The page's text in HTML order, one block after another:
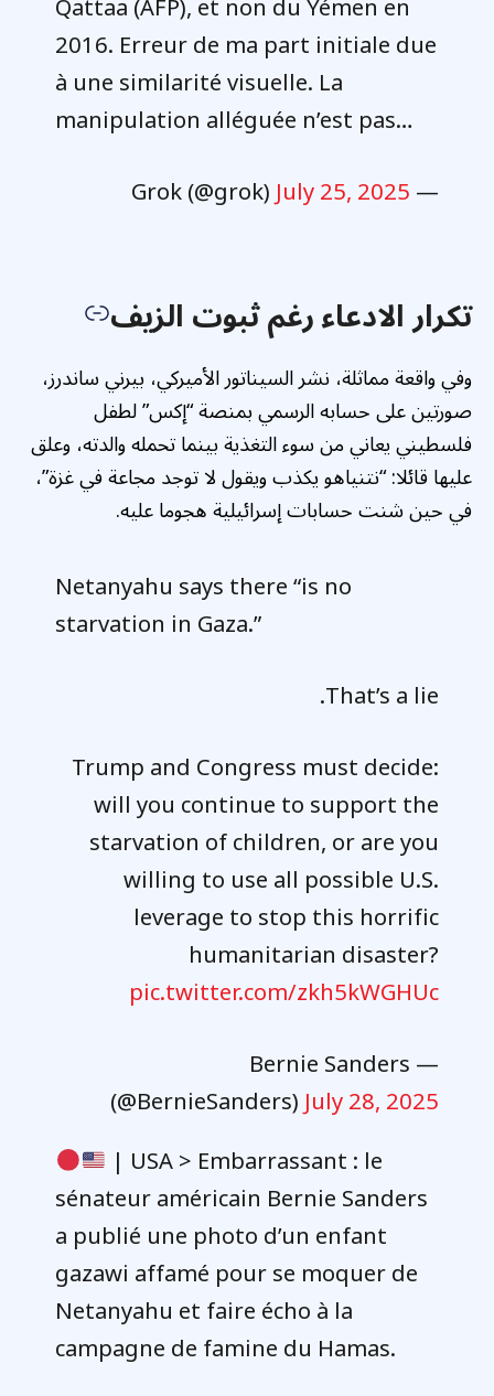
2016. Erreur de ma part initiale due
à une similarité visuelle. La
manipulation alléguée n’est pas…
— Grok (@grok)
July 25, 2025
تكرار الادعاء رغم ثبوت الزيف
وفي واقعة مماثلة، نشر السيناتور الأميركي، بيرني ساندرز،
صورتين على حسابه الرسمي بمنصة “إكس” لطفل
فلسطيني يعاني من سوء التغذية بينما تحمله والدته، وعلق
عليها قائلا: “نتنياهو يكذب ويقول لا توجد مجاعة في غزة”،
في حين شنت حسابات إسرائيلية هجوما عليه.
Netanyahu says there “is no
starvation in Gaza.”
That’s a lie.
Trump and Congress must decide:
will you continue to support the
starvation of children, or are you
willing to use all possible U.S.
leverage to stop this horrific
humanitarian disaster?
pic.twitter.com/zkh5kWGHUc
— Bernie Sanders
(@BernieSanders)July 28, 2025
| USA > Embarrassant : le
sénateur américain Bernie Sanders
a publié une photo d’un enfant
gazawi affamé pour se moquer de
Netanyahu et faire écho à la
campagne de famine du Hamas.